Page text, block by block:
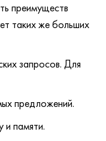
преимуществ
таких же больших
запросов. Для
предложений.
и памяти.